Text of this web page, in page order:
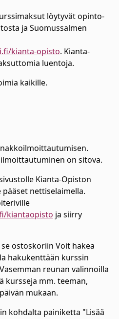
löytyvät opinto-
ja Suomussalmen
kianta-opisto. Kianta-
luentoja.
kaikille.
on sitova.
Kianta-Opiston
nettiselaimella.
kiantaopisto ja siirry
ostoskoriin Voit hakea
hakukenttään kurssin
reunan valinnoilla
kursseja mm. teeman,
mukaan.
kohdalta painiketta "Lisää